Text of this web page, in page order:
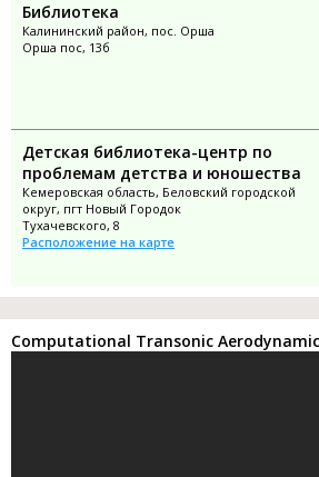
Библиотека
Калининский район, пос. Орша
Орша пос, 13б
Детская библиотека-центр по
проблемам детства и юношества
Кемеровская область, Беловский городской
округ, пгт Новый Городок
Тухачевского, 8
Расположение на карте
Computational Transonic